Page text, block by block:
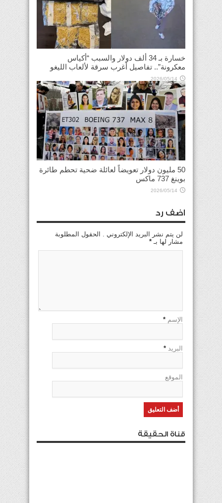
خسارة بـ 34 ألف دولار والسبب “أكياس
معكرونة”.. تفاصيل أغرب سرقة لألعاب الليغو
2026/05/14
50 مليون دولار تعويضاً لعائلة ضحية تحطم طائرة
بوينغ 737 ماكس
2026/05/14
اضف رد
لن يتم نشر البريد الإلكتروني . الحقول المطلوبة
مشار لها بـ *
الإسم *
البريد *
الموقع
قناة الحقيقة